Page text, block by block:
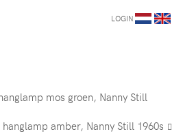
LOGIN
mos groen, Nanny Still
amber, Nanny Still 1960s